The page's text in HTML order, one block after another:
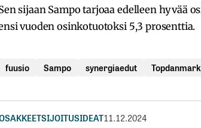
sijaan Sampo tarjoaa edelleen hyvää
vuoden osinkotuotoksi 5,3 prosenttia.
fuusio Sampo synergiaedut Topdanmark
SIJOITUSIDEAT11.12.2024